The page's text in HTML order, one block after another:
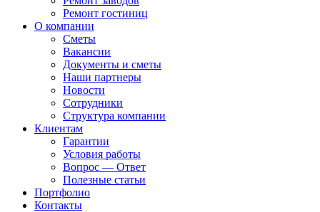
Ремонт гостиниц
О компании
Сметы
Вакансии
Документы и сметы
Наши партнеры
Новости
Сотрудники
Структура компании
Клиентам
Гарантии
Условия работы
Вопрос — Ответ
Полезные статьи
Портфолио
Контакты